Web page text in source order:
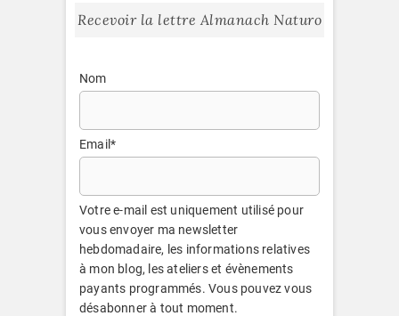
Recevoir la lettre Almanach Naturo
Nom
Email*
Votre e-mail est uniquement utilisé pour
vous envoyer ma newsletter
hebdomadaire, les informations relatives
à mon blog, les ateliers et évènements
payants programmés. Vous pouvez vous
désabonner à tout moment.